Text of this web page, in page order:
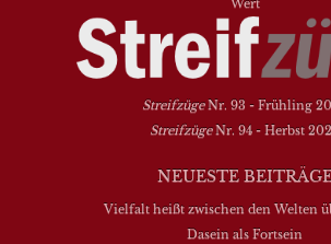
Wert
StreifzügeNr. 93 - Frühling
StreifzügeNr. 94 - Herbst
NEUESTE
Vielfalt heißt zwischen den Welten
Dasein als Fortsein